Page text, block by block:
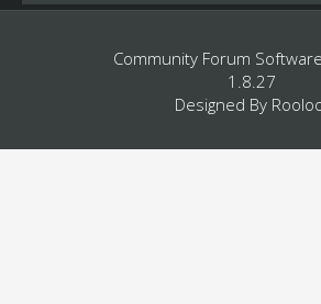
Community Forum
1.8.27
Designed By